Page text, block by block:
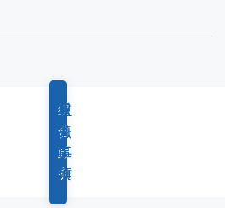
综
合
政
务
重
点
工
作
权
力
事
项
服
务
事
项